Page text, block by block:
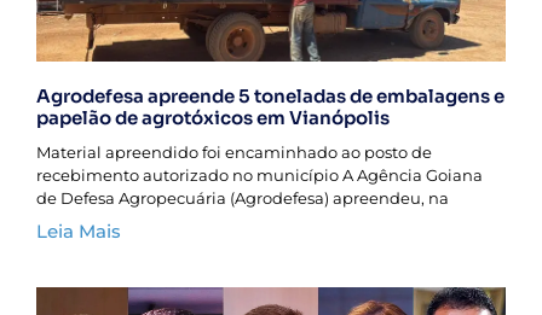
Agrodefesa apreende 5 toneladas de embalagens e
papelão de agrotóxicos em Vianópolis
Material apreendido foi encaminhado ao posto de
recebimento autorizado no município A Agência Goiana
de Defesa Agropecuária (Agrodefesa) apreendeu, na
Leia Mais